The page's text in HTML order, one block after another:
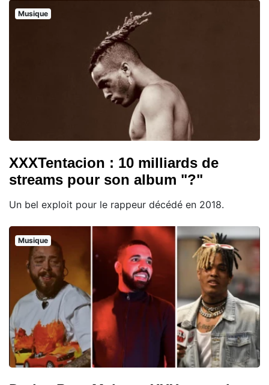
Musique
XXXTentacion : 10 milliards de
streams pour son album "?"
Un bel exploit pour le rappeur décédé en 2018.
Musique